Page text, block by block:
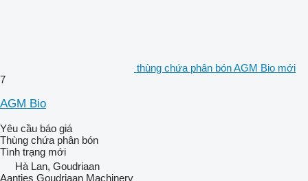
thùng chứa phân bón AGM Bio mới
7
AGM Bio
Yêu cầu báo giá
Thùng chứa phân bón
Tình trạng mới
Hà Lan, Goudriaan
Aantjes Goudriaan Machinery